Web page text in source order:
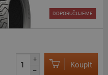
DOPORUČUJEME
+
–
Koupit